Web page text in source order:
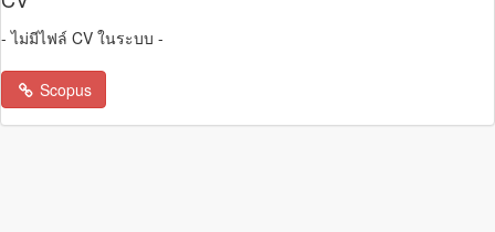
- ไม่มีไฟล์ CV ในระบบ -
Scopus